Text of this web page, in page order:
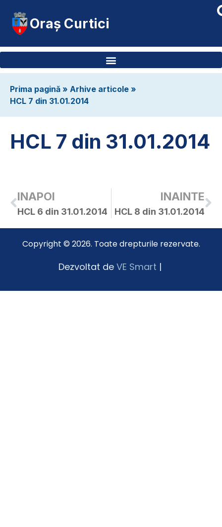
Oraș Curtici
Prima pagină » Arhive articole »
HCL 7 din 31.01.2014
HCL 7 din 31.01.2014
INAPOI
HCL 6 din 31.01.2014
INAINTE
HCL 8 din 31.01.2014
Copyright © 2026. Toate drepturile rezervate.
Dezvoltat de VE Smart |